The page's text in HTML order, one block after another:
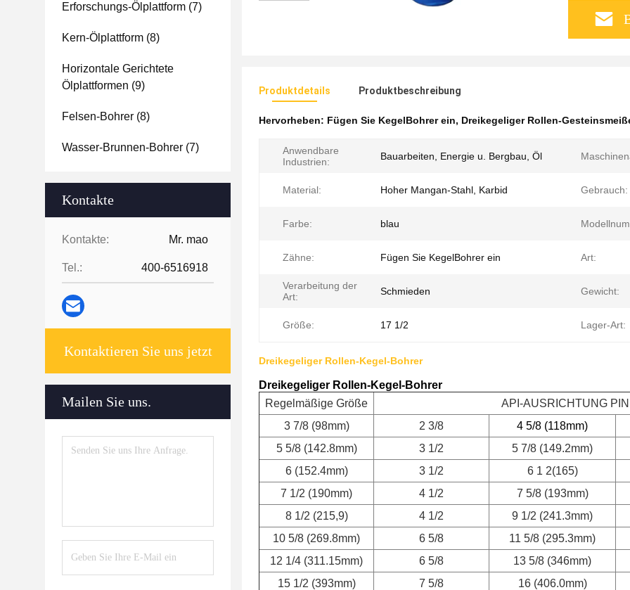
Erforschungs-Ölplattform (7)
Kern-Ölplattform (8)
Horizontale Gerichtete
Ölplattformen (9)
Felsen-Bohrer (8)
Wasser-Brunnen-Bohrer (7)
Kontakte
Kontakte: Mr. mao
Tel.: 400-6516918
Kontaktieren Sie uns jetzt
Mailen Sie uns.
Produktdetails Produktbeschreibung
Hervorheben: Fügen Sie KegelBohrer ein, Dreikegeliger Rollen-
Anwendbare
Industrien:
Bauarbeiten, Energie u. Bergbau, Öl
Material: Hoher Mangan-Stahl, Karbid Gebrauch:
Farbe: blau
Zähne: Fügen Sie KegelBohrer ein Art:
Verarbeitung der
Art:
Schmieden Gewicht:
Größe: 17 1/2 Lager-Art:
Dreikegeliger Rollen-Kegel-Bohrer
Dreikegeliger Rollen-Kegel-Bohrer
Regelmäßige Größe
API-AUSRICHTUNG PIN
3 7/8 (98mm)
2 3/8 4 5/8 (118mm)
5 5/8 (142.8mm)
3 1/2 5 7/8 (149.2mm)
6 (152.4mm)
3 1/2 6 1 2(165)
7 1/2 (190mm)
4 1/2 7 5/8 (193mm)
8 1/2 (215,9)
4 1/2 9 1/2 (241.3mm)
10 5/8 (269.8mm)
6 5/8 11 5/8 (295.3mm)
12 1/4 (311.15mm)
6 5/8 13 5/8 (346mm)
15 1/2 (393mm)
7 5/8 16 (406.0mm)